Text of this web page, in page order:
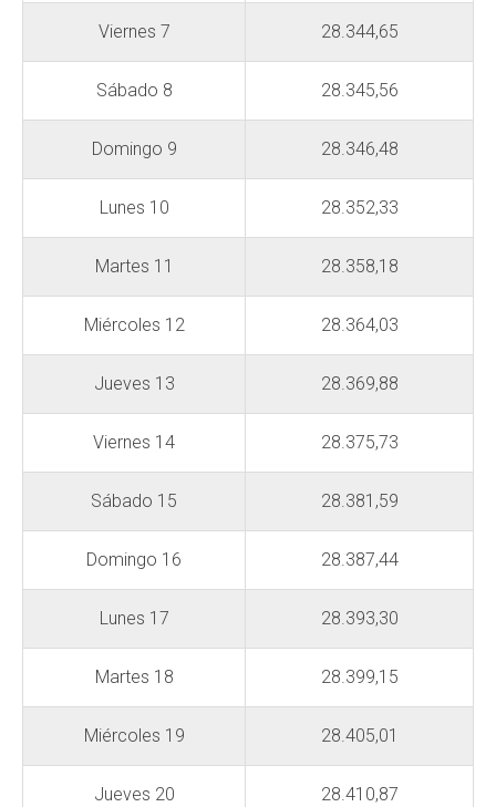
Viernes 7 28.344,65
Sábado 8 28.345,56
Domingo 9 28.346,48
Lunes 10 28.352,33
Martes 11 28.358,18
Miércoles 12 28.364,03
Jueves 13 28.369,88
Viernes 14 28.375,73
Sábado 15 28.381,59
Domingo 16 28.387,44
Lunes 17 28.393,30
Martes 18 28.399,15
Miércoles 19 28.405,01
Jueves 20 28.410,87